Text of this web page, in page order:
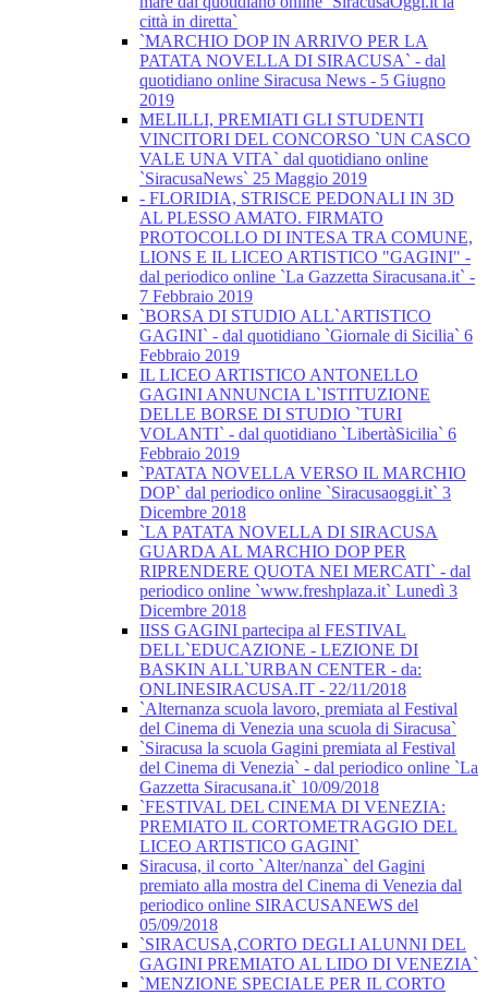
città in diretta`
`MARCHIO DOP IN ARRIVO PER LA
PATATA NOVELLA DI SIRACUSA` - dal
quotidiano online Siracusa News - 5 Giugno
2019
MELILLI, PREMIATI GLI STUDENTI
VINCITORI DEL CONCORSO `UN CASCO
VALE UNA VITA` dal quotidiano online
`SiracusaNews` 25 Maggio 2019
- FLORIDIA, STRISCE PEDONALI IN 3D
AL PLESSO AMATO. FIRMATO
PROTOCOLLO DI INTESA TRA COMUNE,
LIONS E IL LICEO ARTISTICO "GAGINI" -
dal periodico online `La Gazzetta Siracusana.it` -
7 Febbraio 2019
`BORSA DI STUDIO ALL`ARTISTICO
GAGINI` - dal quotidiano `Giornale di Sicilia` 6
Febbraio 2019
IL LICEO ARTISTICO ANTONELLO
GAGINI ANNUNCIA L`ISTITUZIONE
DELLE BORSE DI STUDIO `TURI
VOLANTI` - dal quotidiano `LibertàSicilia` 6
Febbraio 2019
`PATATA NOVELLA VERSO IL MARCHIO
DOP` dal periodico online `Siracusaoggi.it` 3
Dicembre 2018
`LA PATATA NOVELLA DI SIRACUSA
GUARDA AL MARCHIO DOP PER
RIPRENDERE QUOTA NEI MERCATI` - dal
periodico online `www.freshplaza.it` Lunedì 3
Dicembre 2018
IISS GAGINI partecipa al FESTIVAL
DELL`EDUCAZIONE - LEZIONE DI
BASKIN ALL`URBAN CENTER - da:
ONLINESIRACUSA.IT - 22/11/2018
`Alternanza scuola lavoro, premiata al Festival
del Cinema di Venezia una scuola di Siracusa`
`Siracusa la scuola Gagini premiata al Festival
del Cinema di Venezia` - dal periodico online `La
Gazzetta Siracusana.it` 10/09/2018
`FESTIVAL DEL CINEMA DI VENEZIA:
PREMIATO IL CORTOMETRAGGIO DEL
LICEO ARTISTICO GAGINI`
Siracusa, il corto `Alter/nanza` del Gagini
premiato alla mostra del Cinema di Venezia dal
periodico online SIRACUSANEWS del
05/09/2018
`SIRACUSA,CORTO DEGLI ALUNNI DEL
GAGINI PREMIATO AL LIDO DI VENEZIA`
`MENZIONE SPECIALE PER IL CORTO